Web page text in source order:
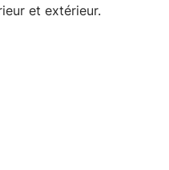
et extérieur.